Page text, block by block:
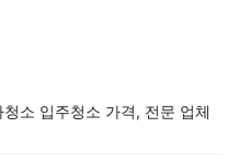
소 입주청소 가격, 전문 업체